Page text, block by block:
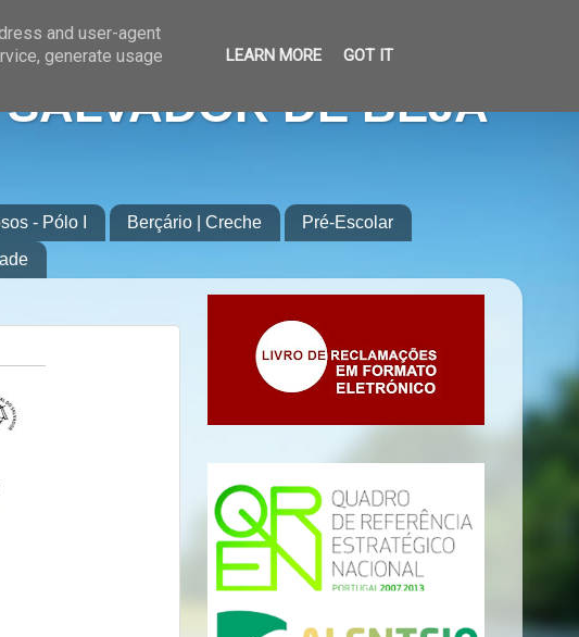
DE BEJA
- Pólo I Berçário | Creche
Pré-Escolar
and user-agent
generate usage
LEARN MORE GOT IT